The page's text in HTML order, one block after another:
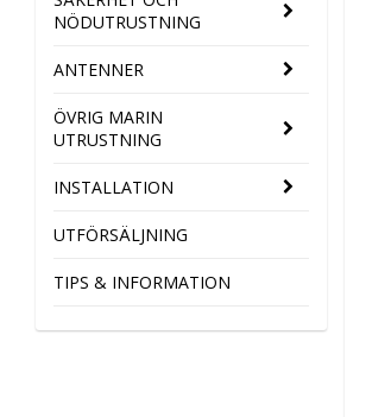
NÖDUTRUSTNING
ANTENNER
ÖVRIG MARIN
UTRUSTNING
INSTALLATION
UTFÖRSÄLJNING
TIPS & INFORMATION